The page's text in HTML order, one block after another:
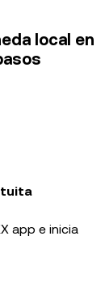
local en
app e inicia